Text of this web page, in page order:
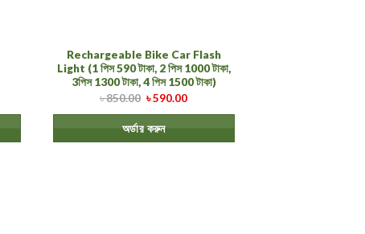
Rechargeable Bike Car Flash
Light (1 পিস 590 টাকা, 2 পিস 1000 টাকা,
3পিস 1300 টাকা, 4 পিস 1500 টাকা)
৳850.00 ৳590.00
অর্ডার করুন